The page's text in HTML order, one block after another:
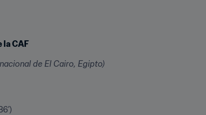
la CAF
de El Cairo, Egipto)